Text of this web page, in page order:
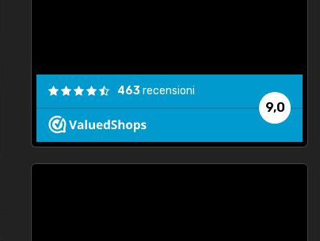
9,0
463recensioni